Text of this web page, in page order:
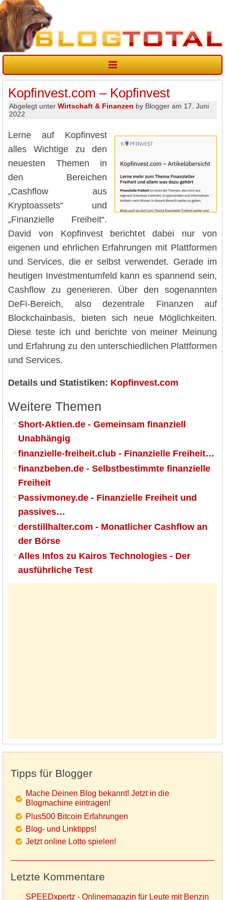
Kopfinvest.com – Kopfinvest
Abgelegt unter Wirtschaft & Finanzen by Blogger am 17. Juni
2022
Lerne auf Kopfinvest
alles Wichtige zu den
neuesten Themen in
den Bereichen
„Cashflow aus
Kryptoassets“ und
„Finanzielle Freiheit“.
David von Kopfinvest berichtet dabei nur von
eigenen und ehrlichen Erfahrungen mit Plattformen
und Services, die er selbst verwendet. Gerade im
heutigen Investmentumfeld kann es spannend sein,
Cashflow zu generieren. Über den sogenannten
DeFi-Bereich, also dezentrale Finanzen auf
Blockchainbasis, bieten sich neue Möglichkeiten.
Diese teste ich und berichte von meiner Meinung
und Erfahrung zu den unterschiedlichen Plattformen
und Services.
Details und Statistiken: Kopfinvest.com
Weitere Themen
Short-Aktien.de - Gemeinsam finanziell
Unabhängig
finanzielle-freiheit.club - Finanzielle Freiheit…
finanzbeben.de - Selbstbestimmte finanzielle
Freiheit
Passivmoney.de - Finanzielle Freiheit und
passives…
derstillhalter.com - Monatlicher Cashflow an
der Börse
Alles Infos zu Kairos Technologies - Der
ausführliche Test
Tipps für Blogger
Mache Deinen Blog bekannt! Jetzt in die
Blogmachine eintragen!
Plus500 Bitcoin Erfahrungen
Blog- und Linktipps!
Jetzt online Lotto spielen!
Letzte Kommentare
SPEEDxpertz - Onlinemagazin für Leute mit Benzin